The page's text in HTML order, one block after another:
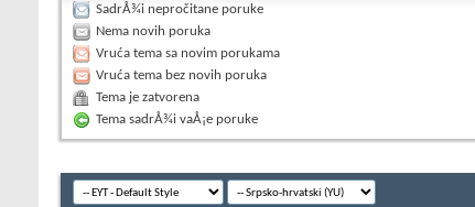
SadrÅ¾i nepročitane poruke
Nema novih poruka
Vruća tema sa novim porukama
Vruća tema bez novih poruka
Tema je zatvorena
Tema sadrÅ¾i vaÅ¡e poruke